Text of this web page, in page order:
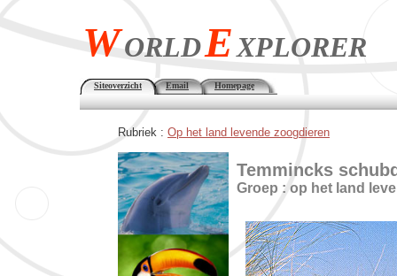
WORLDEXPLORER
Siteoverzicht Email Homepage
Rubriek : Op het land levende zoogdieren
Temmincks
Groep : op het land